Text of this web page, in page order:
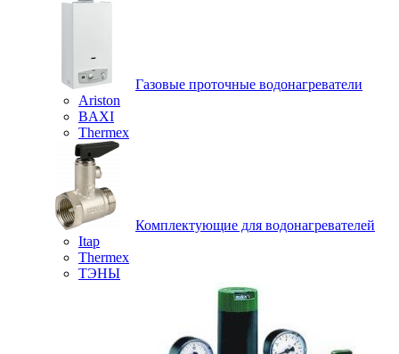
Газовые проточные водонагреватели
Ariston
BAXI
Thermex
Комплектующие для водонагревателей
Itap
Thermex
ТЭНЫ